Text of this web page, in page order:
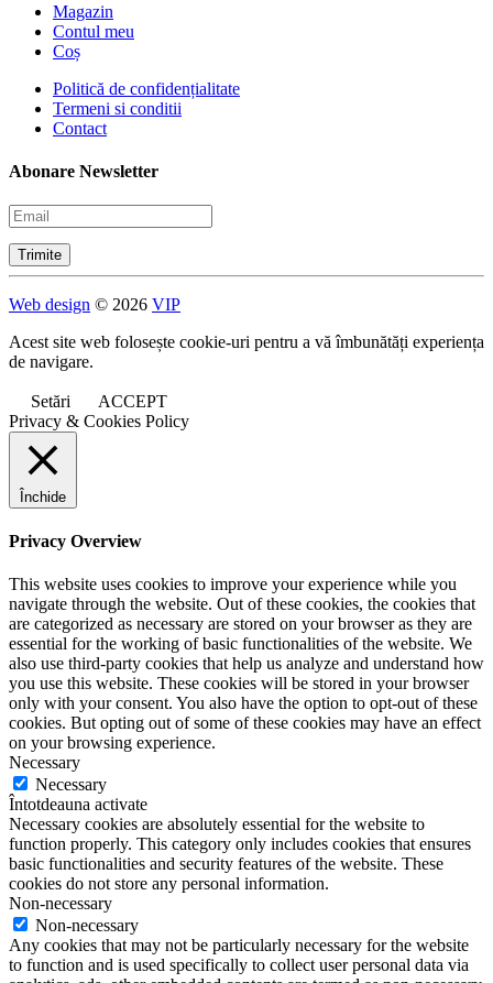
Magazin
Contul meu
Coș
Politică de confidențialitate
Termeni si conditii
Contact
Abonare Newsletter
Web design © 2026 VIP
Acest site web folosește cookie-uri pentru a vă îmbunătăți experiența
de navigare.
Setări
ACCEPT
Privacy & Cookies Policy
Închide
Privacy Overview
This website uses cookies to improve your experience while you
navigate through the website. Out of these cookies, the cookies that
are categorized as necessary are stored on your browser as they are
essential for the working of basic functionalities of the website. We
also use third-party cookies that help us analyze and understand how
you use this website. These cookies will be stored in your browser
only with your consent. You also have the option to opt-out of these
cookies. But opting out of some of these cookies may have an effect
on your browsing experience.
Necessary
Necessary
Întotdeauna activate
Necessary cookies are absolutely essential for the website to
function properly. This category only includes cookies that ensures
basic functionalities and security features of the website. These
cookies do not store any personal information.
Non-necessary
Non-necessary
Any cookies that may not be particularly necessary for the website
to function and is used specifically to collect user personal data via